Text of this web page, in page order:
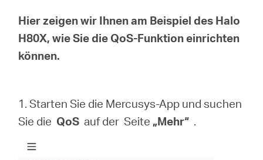
Deutsch
Hier zeigen wir Ihnen am Beispiel des Halo
H80X, wie Sie die QoS-Funktion einrichten
können.
1. Starten Sie die Mercusys-App und suchen
Sie die QoS auf der Seite „Mehr“ .